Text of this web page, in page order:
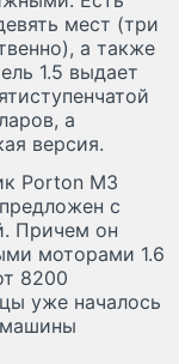
мест (три
а также
1.5 выдает
а
версия.
Porton M3
с
Причем он
моторами 1.6
8200
уже началось
машины